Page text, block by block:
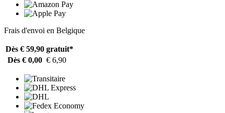
Frais d'envoi en Belgique
Dès € 59,90 gratuit*
Dès € 0,00 € 6,90